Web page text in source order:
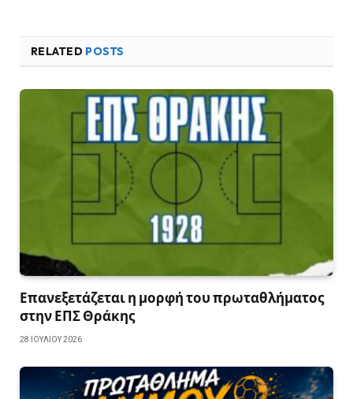
RELATED POSTS
Επανεξετάζεται η μορφή του πρωταθλήματος
στην ΕΠΣ Θράκης
28 ΙΟΥΛΊΟΥ 2026